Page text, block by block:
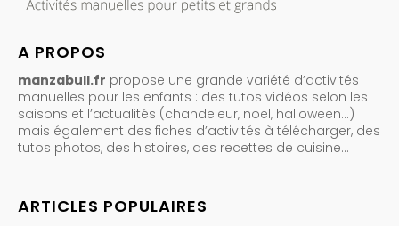
A PROPOS
manzabull.fr propose une grande variété d’activités
manuelles pour les enfants : des tutos vidéos selon les
saisons et l’actualités (chandeleur, noel, halloween…)
mais également des fiches d’activités à télécharger, des
tutos photos, des histoires, des recettes de cuisine…
ARTICLES POPULAIRES